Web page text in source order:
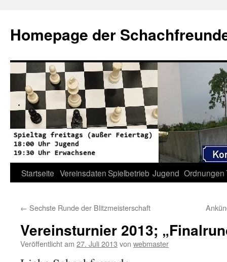
springen
Homepage der
Startseite VereinsdatenSpielbetrieb Jugend Ordnungen
← Sechste Runde der Blitzmeisterschaft
Vereinsturnier 2013;
Veröffentlicht am 27. Juli 2013 von webmaster